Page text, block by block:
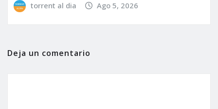
torrent al dia Ago 5, 2026
Deja un comentario